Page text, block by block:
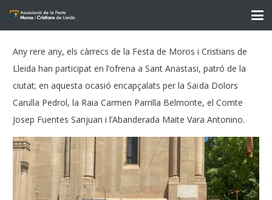
Any rere any, els càrrecs de la Festa de Moros i Cristians de
Lleida han participat en l’ofrena a Sant Anastasi, patró de la
ciutat; en aquesta ocasió encapçalats per la Saïda Dolors
Carulla Pedrol, la Raia Carmen Parrilla Belmonte, el Comte
Josep Fuentes Sanjuan i l’Abanderada Maite Vara Antonino.